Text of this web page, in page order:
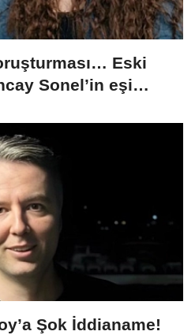
Eski
Sonel’in eşi
Şok İddianame!